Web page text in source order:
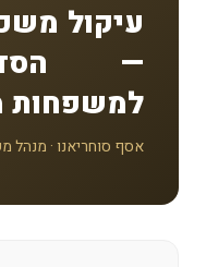
עיקול
—
למשפחות
אסף סוחריאנו · מנהל